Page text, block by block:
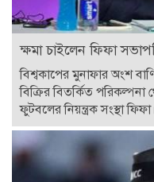
ক্ষমা চাইলেন ফিফা
বিশ্বকাপের মুনাফার অংশ
বিক্রির বিতর্কিত
ফুটবলের নিয়ন্ত্রক সংস্থা